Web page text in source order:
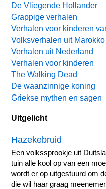
De Vliegende Hollander
Grappige verhalen
Verhalen voor kinderen
Volksverhalen uit Marokko
Verhalen uit Nederland
Verhalen voor kinderen
The Walking Dead
De waanzinnige koning
Griekse mythen en sagen
Uitgelicht
Hazekebruid
Een volkssprookje uit
tuin alle kool op van een
wordt er op uitgestuurd om
die wil haar graag